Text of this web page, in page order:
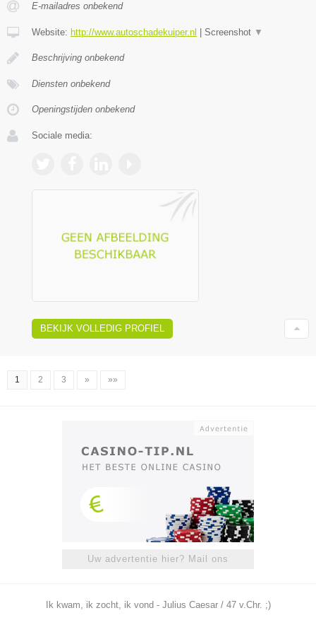
E-mailadres onbekend
Website: http://www.autoschadekuiper.nl Screenshot ▼
Beschrijving onbekend
Diensten onbekend
Openingstijden onbekend
Sociale media:
BEKIJK VOLLEDIG PROFIEL
1 2 3 » »»
Uw advertentie hier? Mail ons
Ik kwam, ik zocht, ik vond - Julius Caesar / 47 v.Chr. ;)